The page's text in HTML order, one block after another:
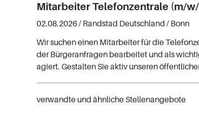
Mitarbeiter Telefonzentrale (m/
02.08.2026 / Randstad Deutschland / Bonn
Wir suchen einen Mitarbeiter für die
der Bürgeranfragen bearbeitet und als
agiert. Gestalten Sie aktiv unseren
verwandte und ähnliche Stellenangebote